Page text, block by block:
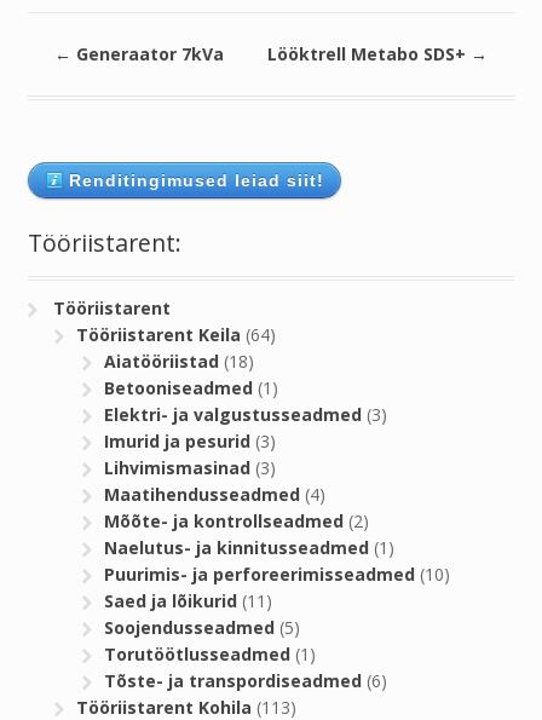
← Generaator 7kVa Lööktrell Metabo SDS+ →
Renditingimused leiad siit!
Tööriistarent:
Tööriistarent
Tööriistarent Keila (64)
Aiatööriistad(18)
Betooniseadmed(1)
Elektri- ja valgustusseadmed(3)
Imurid ja pesurid(3)
Lihvimismasinad(3)
Maatihendusseadmed(4)
Mõõte- ja kontrollseadmed(2)
Naelutus- ja kinnitusseadmed(1)
Puurimis- ja perforeerimisseadmed(10)
Saed ja lõikurid(11)
Soojendusseadmed(5)
Torutöötlusseadmed(1)
Tõste- ja transpordiseadmed(6)
Tööriistarent Kohila (113)